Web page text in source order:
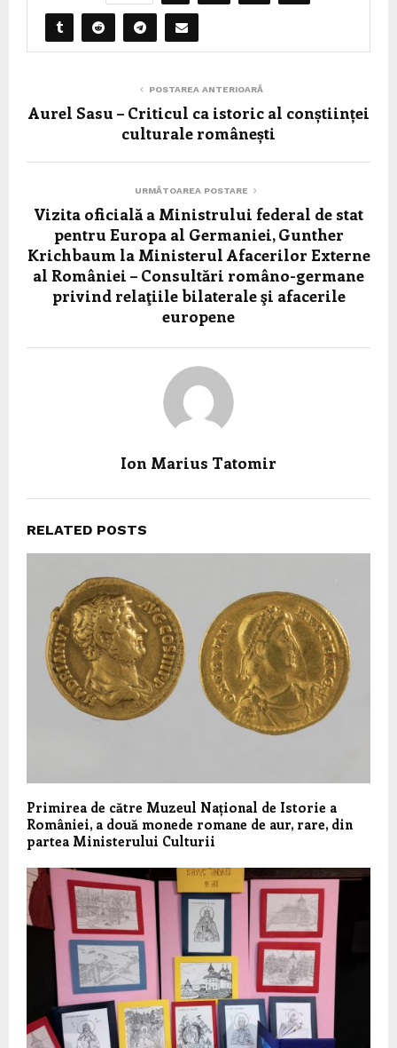
POSTAREA ANTERIOARĂ
Aurel Sasu – Criticul ca istoric al conștiinței
culturale românești
URMĂTOAREA POSTARE
Vizita oficială a Ministrului federal de stat
pentru Europa al Germaniei, Gunther
Krichbaum la Ministerul Afacerilor Externe
al României – Consultări româno-germane
privind relaţiile bilaterale şi afacerile
europene
Ion Marius Tatomir
RELATED POSTS
Primirea de către Muzeul Național de Istorie a
României, a două monede romane de aur, rare, din
partea Ministerului Culturii